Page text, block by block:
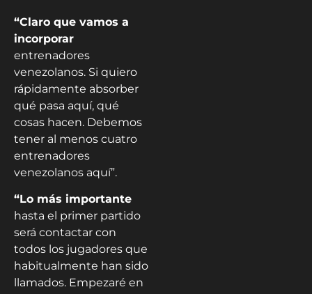
“Claro que vamos a
incorporar
entrenadores
venezolanos. Si quiero
rápidamente absorber
qué pasa aquí, qué
cosas hacen. Debemos
tener al menos cuatro
entrenadores
venezolanos aquí”.
“Lo más importante
hasta el primer partido
será contactar con
todos los jugadores que
habitualmente han sido
llamados. Empezaré en